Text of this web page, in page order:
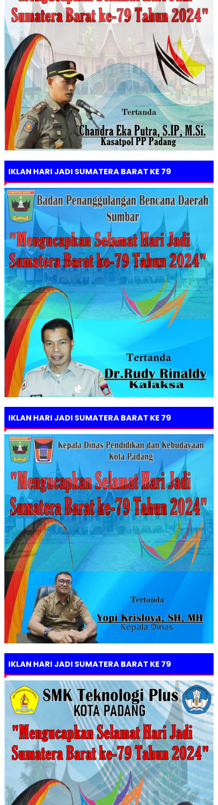
IKLAN HARI JADI SUMATERA BARAT KE 79
IKLAN HARI JADI SUMATERA BARAT KE 79
IKLAN HARI JADI SUMATERA BARAT KE 79